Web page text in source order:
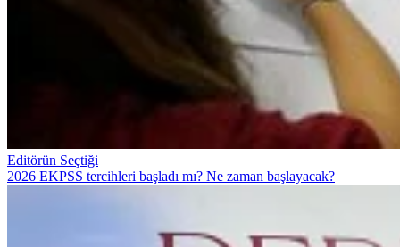
Editörün Seçtiği
2026 EKPSS tercihleri başladı mı? Ne zaman başlayacak?